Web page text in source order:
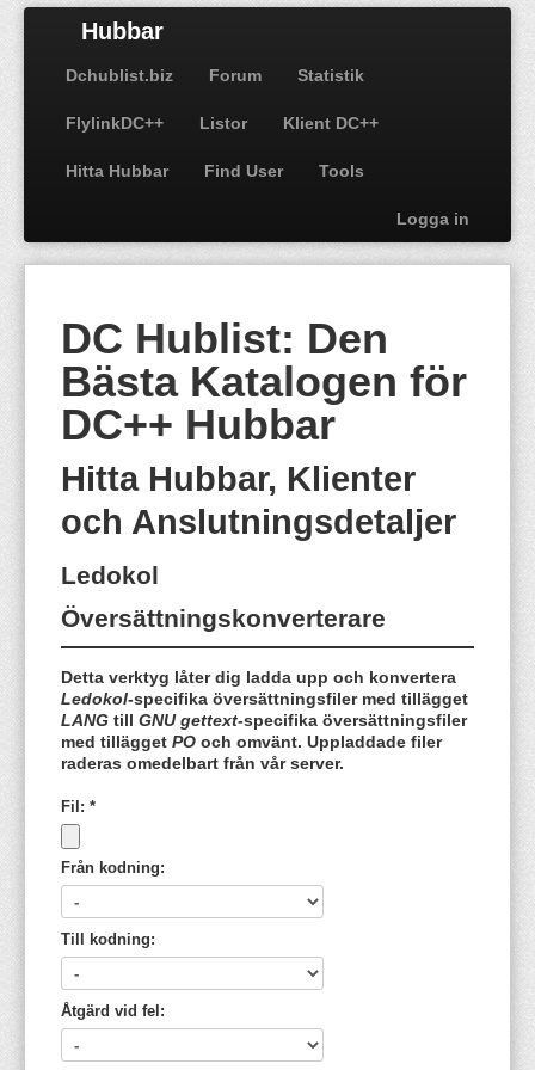
Hubbar
Dchublist.biz Forum Statistik
FlylinkDC++ Listor Klient DC++
Hitta Hubbar Find User Tools
Logga in
DC Hublist: Den
Bästa Katalogen för
DC++ Hubbar
Hitta Hubbar, Klienter
och Anslutningsdetaljer
Ledokol
Översättningskonverterare
Detta verktyg låter dig ladda upp och konvertera
Ledokol-specifika översättningsfiler med tillägget
LANG till GNU gettext-specifika översättningsfiler
med tillägget PO och omvänt. Uppladdade filer
raderas omedelbart från vår server.
Fil: *
Från kodning:
Till kodning:
Åtgärd vid fel: